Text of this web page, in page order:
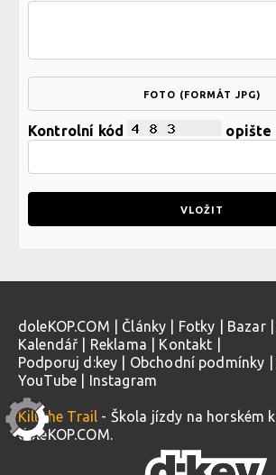
FOTO (FORMÁT JPG)
Kontrolní kód opište
doleKOP.COM Články Fotky Bazar|
Kalendář
Reklama Kontakt
Podporuj d:key
Obchodní podmínky
YouTube
Instagram
Kill the Trail - Škola jízdy na horském
doleKOP.COM.